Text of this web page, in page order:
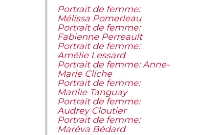
Portrait de femme:
Mélissa Pomerleau
Portrait de femme:
Fabienne Perreault
Portrait de femme:
Amélie Lessard
Portrait de femme: Anne-
Marie Cliche
Portrait de femme:
Marilie Tanguay
Portrait de femme:
Audrey Cloutier
Portrait de femme:
Maréva Bédard